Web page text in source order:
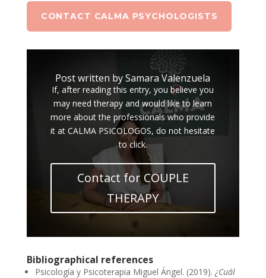
CONTACT CALMA PSYCHOLOGISTS
Post written by Samara Valenzuela
If, after reading this entry, you believe you
may need therapy and would like to learn
more about the professionals who provide
it at CALMA PSICOLOGOS, do not hesitate
to click.
Contact for COUPLE
THERAPY
Bibliographical references
Psicología y Psicoterapia Miguel Ángel. (2019). ¿Cuál